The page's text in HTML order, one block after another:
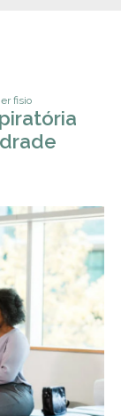
fisioterapia